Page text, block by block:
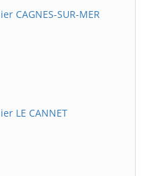
CAGNES-SUR-MER
LE CANNET